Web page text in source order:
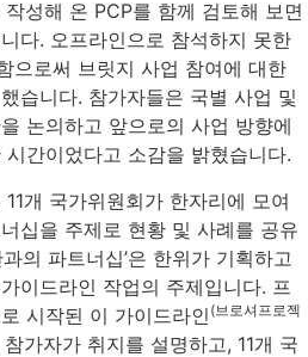
성해 온 PCP를 함께 검토해 보면
다. 오프라인으로 참석하지 못한
으로써 브릿지 사업 참여에 대한
습니다. 참가자들은 국별 사업 및
논의하고 앞으로의 사업 방향에
간이었다고 소감을 밝혔습니다.
개 국가위원회가 한자리에 모여
십을 주제로 현황 및 사례를 공유
의 파트너십’은 한위가 기획하고
이드라인 작업의 주제입니다. 프
시작된 이 가이드라인 (브로셔프로젝
가자가 취지를 설명하고, 11개 국